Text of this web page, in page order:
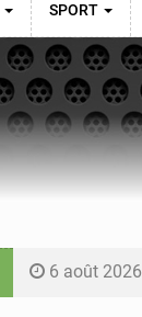
SPORT
6 août 2026